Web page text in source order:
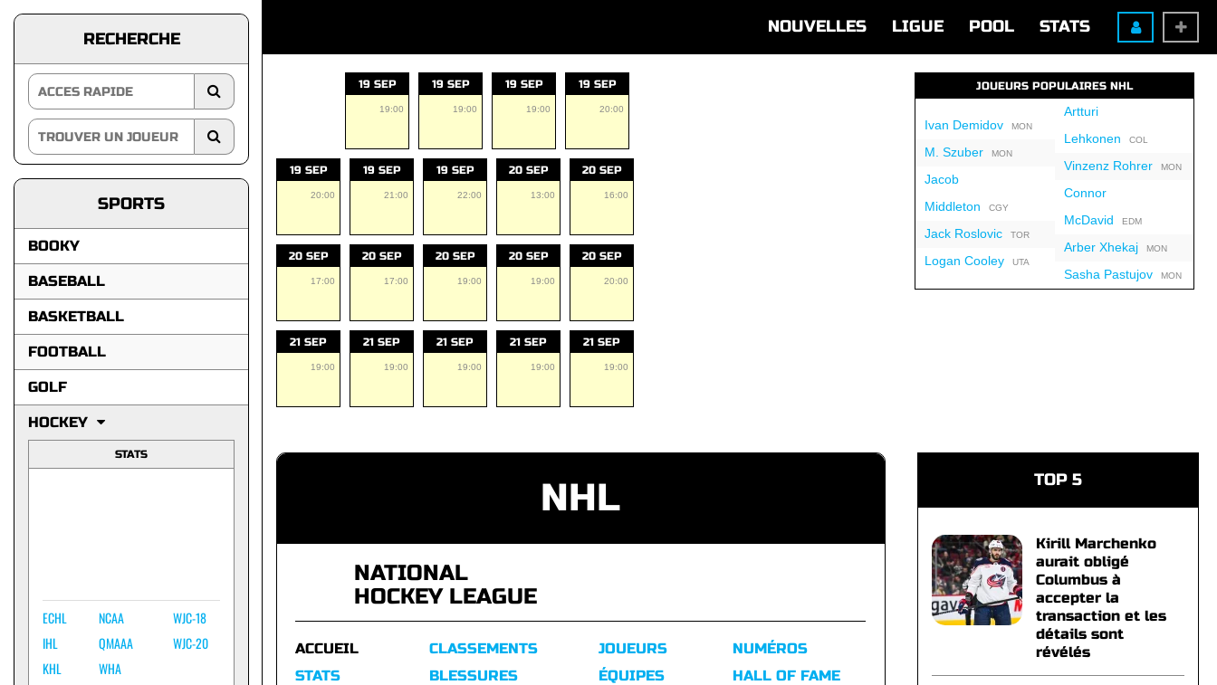
NOUVELLES LIGUE POOL STATS
RECHERCHE
SPORTS
BOOKY
BASEBALL
BASKETBALL
FOOTBALL
GOLF
HOCKEY
STATS
ECHL
IHL
KHL
NCAA
QMAAA
WHA
WJC-18
WJC-20
19 SEP
19:00
19 SEP
19:00
19 SEP
19:00
19 SEP
20:00
19 SEP
20:00
19 SEP
21:00
19 SEP
22:00
20 SEP
13:00
20 SEP
16:00
20 SEP
17:00
20 SEP
17:00
20 SEP
19:00
20 SEP
19:00
20 SEP
20:00
21 SEP
19:00
21 SEP
19:00
21 SEP
19:00
21 SEP
19:00
21 SEP
19:00
JOUEURS POPULAIRES NHL
Ivan DemidovMON
M. SzuberMON
Jacob
Middleton CGY
Jack RoslovicTOR
Logan CooleyUTA
Artturi
Lehkonen COL
Vinzenz RohrerMON
Connor
McDavid EDM
Arber XhekajMON
Sasha PastujovMON
NHL
NATIONAL
HOCKEY LEAGUE
ACCUEIL
STATS
CLASSEMENTS
BLESSURES
JOUEURS
ÉQUIPES
NUMÉROS
HALL OF FAME
TOP 5
Kirill Marchenko
aurait obligé
Columbus à
accepter la
transaction et les
détails sont
révélés